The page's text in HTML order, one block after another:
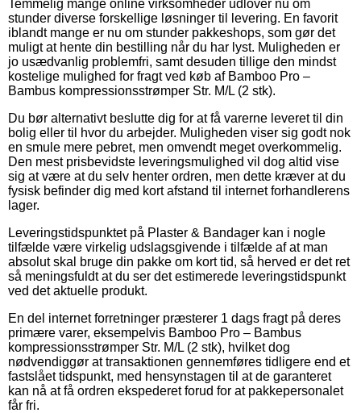
Temmelig mange online virksomheder udlover nu om
stunder diverse forskellige løsninger til levering. En favorit
iblandt mange er nu om stunder pakkeshops, som gør det
muligt at hente din bestilling når du har lyst. Muligheden er
jo usædvanlig problemfri, samt desuden tillige den mindst
kostelige mulighed for fragt ved køb af Bamboo Pro –
Bambus kompressionsstrømper Str. M/L (2 stk).
Du bør alternativt beslutte dig for at få varerne leveret til din
bolig eller til hvor du arbejder. Muligheden viser sig godt nok
en smule mere pebret, men omvendt meget overkommelig.
Den mest prisbevidste leveringsmulighed vil dog altid vise
sig at være at du selv henter ordren, men dette kræver at du
fysisk befinder dig med kort afstand til internet forhandlerens
lager.
Leveringstidspunktet på Plaster & Bandager kan i nogle
tilfælde være virkelig udslagsgivende i tilfælde af at man
absolut skal bruge din pakke om kort tid, så herved er det ret
så meningsfuldt at du ser det estimerede leveringstidspunkt
ved det aktuelle produkt.
En del internet forretninger præsterer 1 dags fragt på deres
primære varer, eksempelvis Bamboo Pro – Bambus
kompressionsstrømper Str. M/L (2 stk), hvilket dog
nødvendiggør at transaktionen gennemføres tidligere end et
fastslået tidspunkt, med hensynstagen til at de garanteret
kan nå at få ordren ekspederet forud for at pakkepersonalet
får fri.